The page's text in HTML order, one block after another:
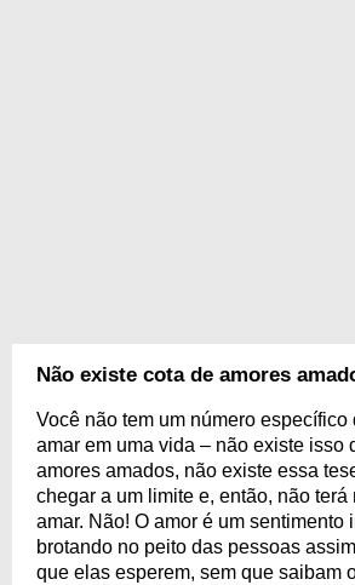
Não existe cota de amores
Você não tem um número específico
amar em uma vida – não existe isso
amores amados, não existe essa
chegar a um limite e, então, não
amar. Não! O amor é um sentimento
brotando no peito das pessoas
que elas esperem, sem que saibam